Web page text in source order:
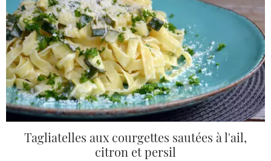
Tagliatelles aux courgettes sautées à l'ail,
citron et persil